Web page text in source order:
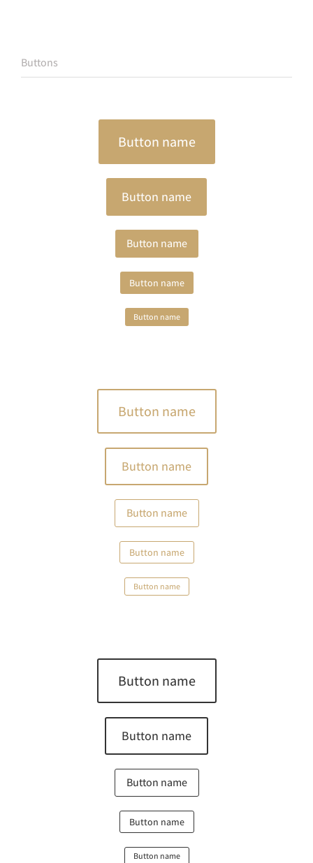
Buttons
Button name
Button name
Button name
Button name
Button name
Button name
Button name
Button name
Button name
Button name
Button name
Button name
Button name
Button name
Button name